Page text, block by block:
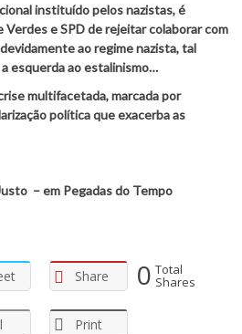
instituído pelos nazistas, é
Verdes e SPD de rejeitar colaborar com
ao regime nazista, tal
esquerda ao estalinismo…
multifacetada, marcada por
políticaque exacerba as
–em Pegadas do Tempo
Share
Print
0 Total
Shares